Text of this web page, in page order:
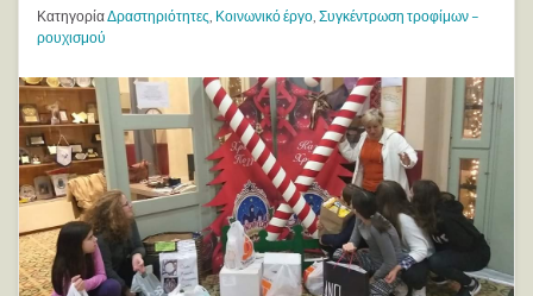
ΚατηγορίαΔραστηριότητες, Κοινωνικό έργο, Συγκέντρωση τροφίμων –
ρουχισμού